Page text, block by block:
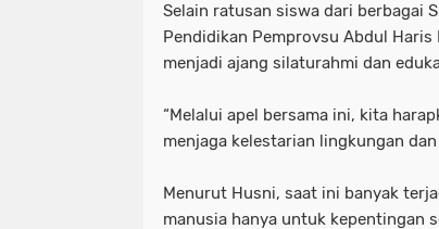
Selain ratusan siswa dari berbagai
Pendidikan Pemprovsu Abdul
menjadi ajang silaturahmi dan
“Melalui apel bersama ini, kita
menjaga kelestarian lingkungan
Menurut Husni, saat ini banyak
manusia hanya untuk kepentingan